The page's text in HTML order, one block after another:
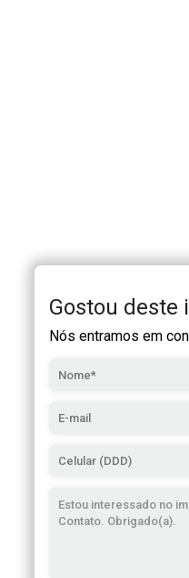
Gostou deste
Nós entramos em